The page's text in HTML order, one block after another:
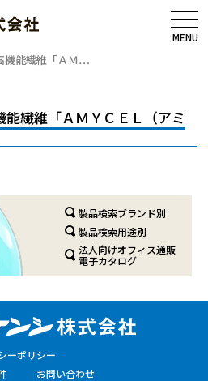
MENU
機能繊維「ＡＭ…
繊維「ＡＭＹＣＥＬ（アミ
製品検索ブランド別
製品検索用途別
法人向けオフィス通販
電子カタログ
ーポリシー
お問い合わせ